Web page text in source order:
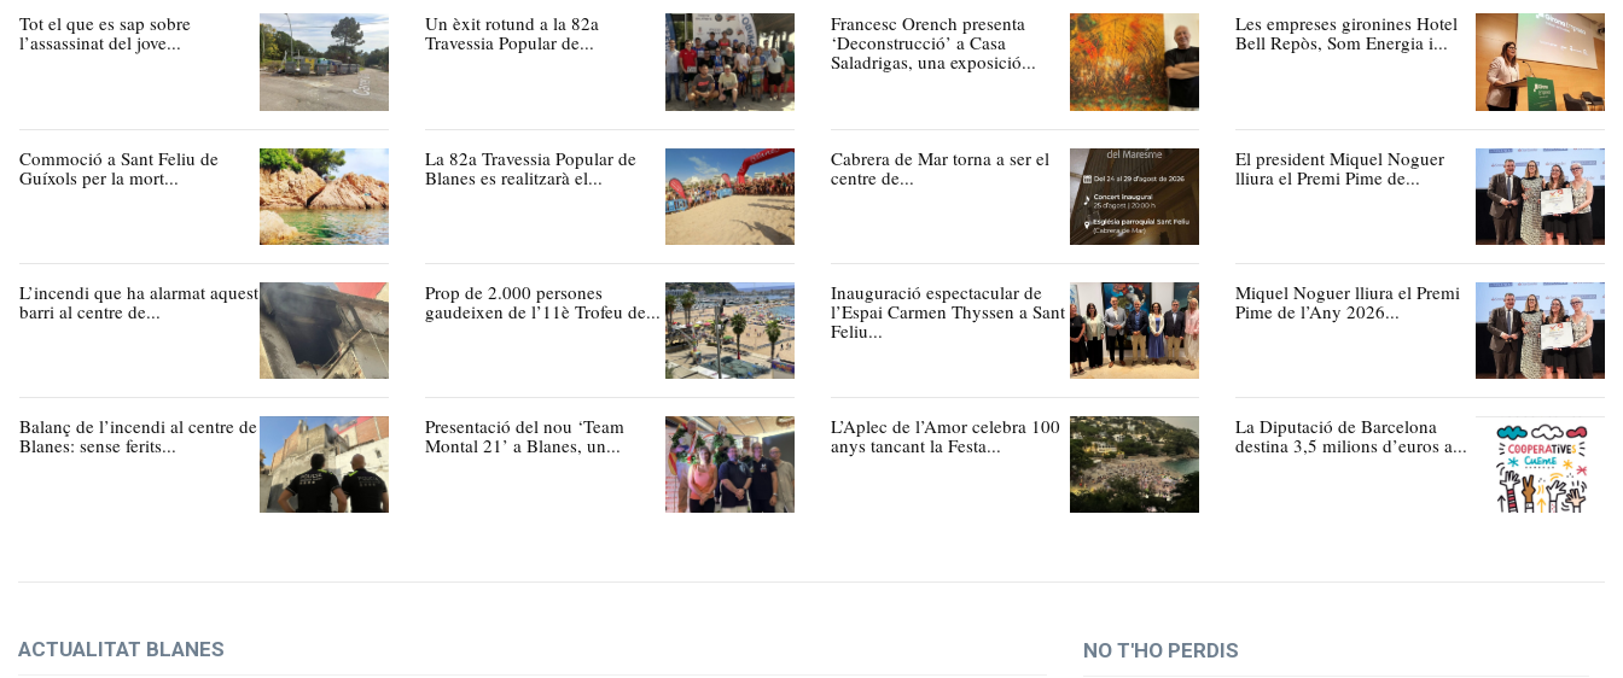
Tot el que es sap sobre
l’assassinat del jove...
Commoció a Sant Feliu de
Guíxols per la mort...
L’incendi que ha alarmat aquest
barri al centre de...
Balanç de l’incendi al centre de
Blanes: sense ferits...
Un èxit rotund a la 82a
Travessia Popular de...
La 82a Travessia Popular de
Blanes es realitzarà el...
Prop de 2.000 persones
gaudeixen de l’11è Trofeu de...
Presentació del nou ‘Team
Montal 21’ a Blanes, un...
Francesc Orench presenta
‘Deconstrucció’ a Casa
Saladrigas, una exposició...
Cabrera de Mar torna a ser el
centre de...
Inauguració espectacular de
l’Espai Carmen Thyssen a Sant
Feliu...
L’Aplec de l’Amor celebra 100
anys tancant la Festa...
Les empreses gironines Hotel
Bell Repòs, Som Energia i...
El president Miquel Noguer
lliura el Premi Pime de...
Miquel Noguer lliura el Premi
Pime de l’Any 2026...
La Diputació de Barcelona
destina 3,5 milions d’euros a...
ACTUALITAT BLANES NO T'HO PERDIS